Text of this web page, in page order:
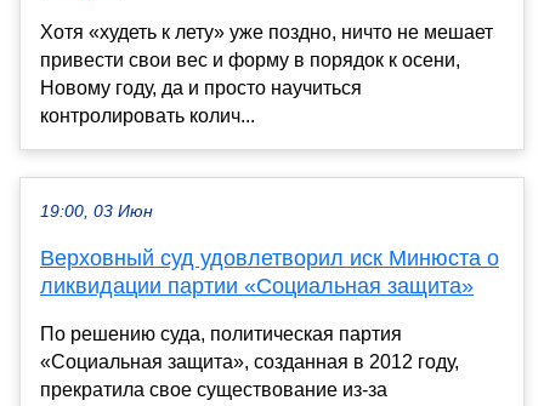
Хотя «худеть к лету» уже поздно, ничто не мешает
привести свои вес и форму в порядок к осени,
Новому году, да и просто научиться
контролировать колич...
19:00, 03 Июн
Верховный суд удовлетворил иск Минюста о
ликвидации партии «Социальная защита»
По решению суда, политическая партия
«Социальная защита», созданная в 2012 году,
прекратила свое существование из-за